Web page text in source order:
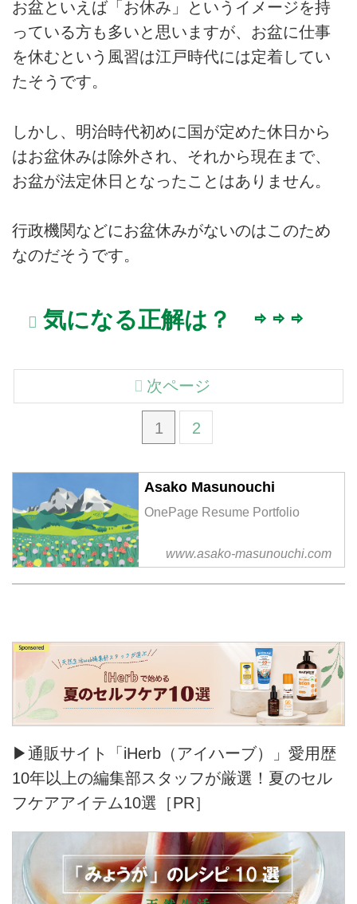
お盆といえば「お休み」というイメージを持
っている方も多いと思いますが、お盆に仕事
を休むという風習は江戸時代には定着してい
たそうです。
しかし、明治時代初めに国が定めた休日から
はお盆休みは除外され、それから現在まで、
お盆が法定休日となったことはありません。
行政機関などにお盆休みがないのはこのため
なのだそうです。
気になる正解は？ ⇨ ⇨ ⇨
1 2
次ページ
Asako Masunouchi
OnePage Resume Portfolio
www.asako-masunouchi.com
▶通販サイト「iHerb（アイハーブ）」愛用歴
10年以上の編集部スタッフが厳選！夏のセル
フケアアイテム10選［PR］